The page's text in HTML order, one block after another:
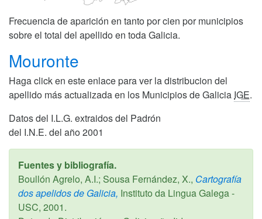
Frecuencia de aparición en tanto por cien por municipios
sobre el total del apellido en toda Galicia.
Mouronte
Haga click en este enlace para ver la distribucion del
apellido más actualizada en los Municipios de Galicia IGE.
Datos del I.L.G. extraidos del Padrón
del I.N.E. del año 2001
Fuentes y bibliografía.
Boullón Agrelo, A.I.; Sousa Fernández, X., Cartografía
dos apelidos de Galicia, Instituto da Lingua Galega -
USC, 2001.